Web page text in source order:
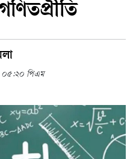
০৫:২০ পিএম